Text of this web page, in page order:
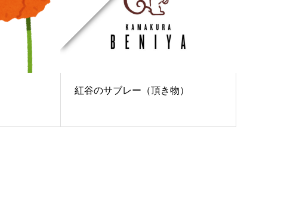
紅谷のサブレー（頂き物）